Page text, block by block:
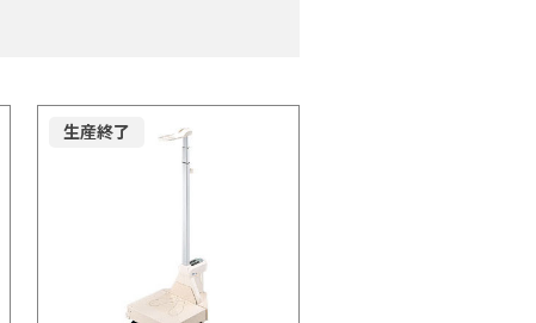
生産終了